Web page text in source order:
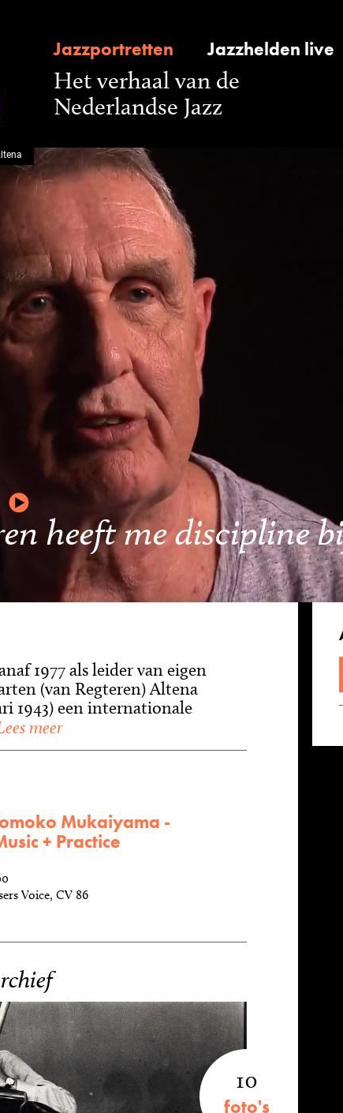
Jazzportretten Jazzhelden live
Het verhaal van de
Nederlandse Jazz
heeft me discipline
1977 als leider van eigen
(van Regteren) Altena
1943) een internationale
meer
Mukaiyama -
+ Practice
Voice, CV 86
10
foto's